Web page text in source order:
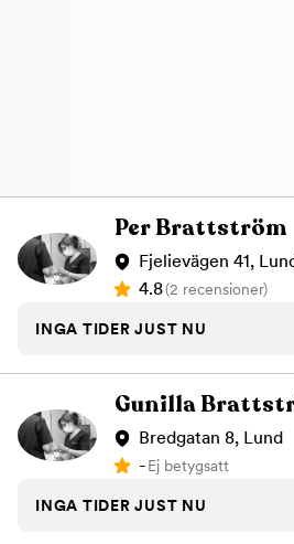
Per Brattström
Fjelievägen 41,
4.8(2 recensioner)
INGA TIDER JUST NU
Gunilla
Bredgatan 8, Lund
-Ej betygsatt
INGA TIDER JUST NU